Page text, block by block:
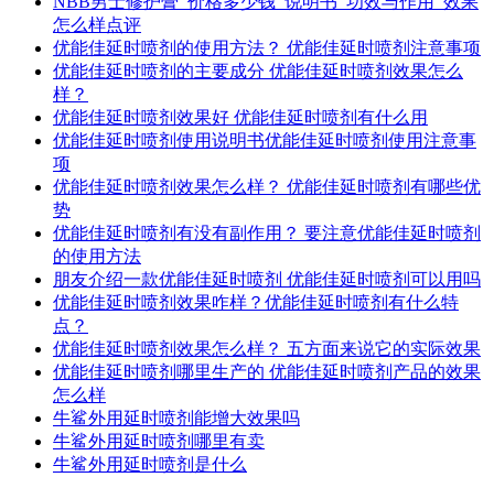
怎么样点评
优能佳延时喷剂的使用方法？ 优能佳延时喷剂注意事项
优能佳延时喷剂的主要成分 优能佳延时喷剂效果怎么
样？
优能佳延时喷剂效果好 优能佳延时喷剂有什么用
优能佳延时喷剂使用说明书优能佳延时喷剂使用注意事
项
优能佳延时喷剂效果怎么样？ 优能佳延时喷剂有哪些优
势
优能佳延时喷剂有没有副作用？ 要注意优能佳延时喷剂
的使用方法
朋友介绍一款优能佳延时喷剂 优能佳延时喷剂可以用吗
优能佳延时喷剂效果咋样？优能佳延时喷剂有什么特
点？
优能佳延时喷剂效果怎么样？ 五方面来说它的实际效果
优能佳延时喷剂哪里生产的 优能佳延时喷剂产品的效果
怎么样
牛鲨外用延时喷剂能增大效果吗
牛鲨外用延时喷剂哪里有卖
牛鲨外用延时喷剂是什么